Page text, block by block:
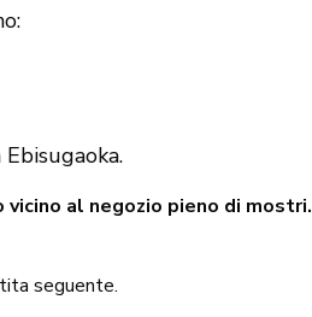
al negozio pieno di mostri.
seguente.